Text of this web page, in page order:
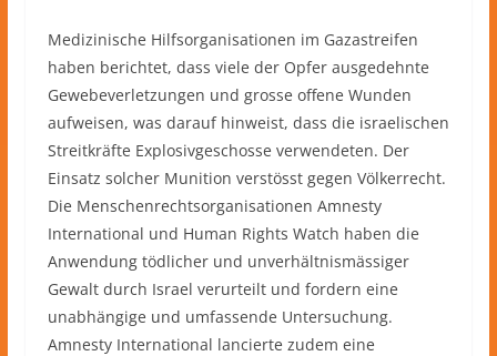
Medizinische Hilfsorganisationen im Gazastreifen
haben berichtet, dass viele der Opfer ausgedehnte
Gewebeverletzungen und grosse offene Wunden
aufweisen, was darauf hinweist, dass die israelischen
Streitkräfte Explosivgeschosse verwendeten. Der
Einsatz solcher Munition verstösst gegen Völkerrecht.
Die Menschenrechtsorganisationen Amnesty
International und Human Rights Watch haben die
Anwendung tödlicher und unverhältnismässiger
Gewalt durch Israel verurteilt und fordern eine
unabhängige und umfassende Untersuchung.
Amnesty International lancierte zudem eine